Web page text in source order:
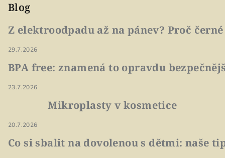
Blog
Z elektroodpadu až na pánev? Proč
29.7.2026
BPA free: znamená to opravdu
23.7.2026
Mikroplasty v kosmetice
20.7.2026
Co si sbalit na dovolenou s dětmi: naše